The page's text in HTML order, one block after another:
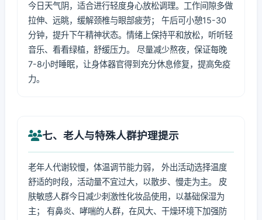
今日天气阴，适合进行轻度身心放松调理。工作间隙多做
拉伸、远眺，缓解颈椎与眼部疲劳； 午后可小憩15-30
分钟，提升下午精神状态。情绪上保持平和放松，听听轻
音乐、看看绿植，舒缓压力。 尽量减少熬夜，保证每晚
7-8小时睡眠，让身体器官得到充分休息修复，提高免疫
力。
七、老人与特殊人群护理提示
老年人代谢较慢，体温调节能力弱， 外出活动选择温度
舒适的时段，活动量不宜过大，以散步、慢走为主。 皮
肤敏感人群今日减少刺激性化妆品使用，以基础保湿为
主； 有鼻炎、哮喘的人群，在风大、干燥环境下加强防